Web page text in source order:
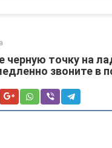
черную точку на
звоните в